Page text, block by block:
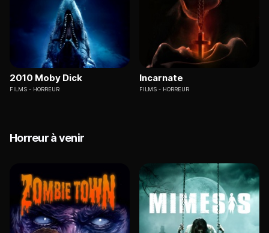
2010 Moby Dick
FILMS HORREUR
Incarnate
FILMS HORREUR
Horreur à venir